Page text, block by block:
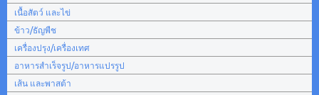
เนื้อสัตว์ และไข่
ข้าว/ธัญพืช
เครื่องปรุง/เครื่องเทศ
อาหารสำเร็จรูป/อาหารแปรรูป
เส้น และพาสต้า